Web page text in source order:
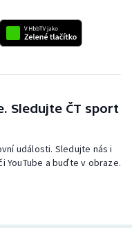
Sledujte ČT sport
události. Sledujte nás i
YouTube a buďte v obraze.